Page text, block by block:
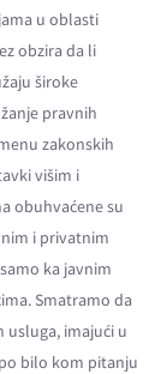
u oblasti
obzira da li
široke
pravnih
zakonskih
višim i
obuhvaćene su
i privatnim
ka javnim
Smatramo da
usluga, imajući u
bilo kom pitanju